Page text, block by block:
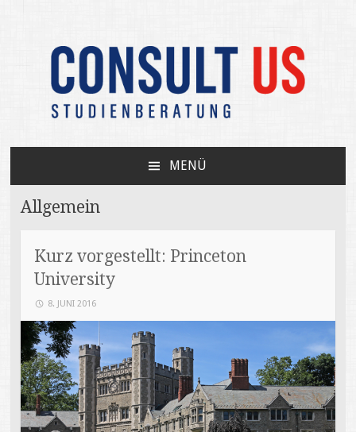
CONSULT US
Your independent expert on US college
admissions
MENÜ
SPRINGEN
Allgemein
Kurz vorgestellt: Princeton
University
8. JUNI 2016